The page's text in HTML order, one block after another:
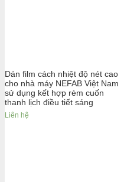
Dán film cách nhiệt độ nét cao
cho nhà máy NEFAB Việt Nam
sử dụng kết hợp rèm cuốn
thanh lịch điều tiết sáng
Liên hệ